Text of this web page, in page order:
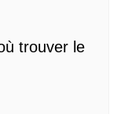
trouver le